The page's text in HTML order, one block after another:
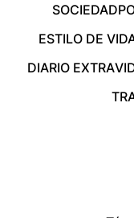
SOCIEDAD
ESTILO DE
DIARIO EXTRA